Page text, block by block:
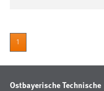
1
Ostbayerische Technische